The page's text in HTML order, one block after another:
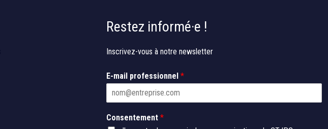
Restez informé·e !
Inscrivez-vous à notre newsletter
E-mail professionnel *
E
-
Consentement *